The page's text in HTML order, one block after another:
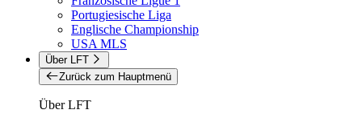
Portugiesische Liga
Englische Championship
USA MLS
Über LFT
Zurück zum Hauptmenü
Über LFT